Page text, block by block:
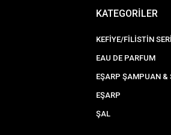
KATEGORİLER
KEFİYE/FİLİSTİN
EAU DE PARFUM
EŞARP ŞAMPUAN &
EŞARP
ŞAL